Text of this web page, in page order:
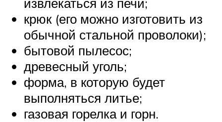
крюк (его можно изготовить из
обычной стальной проволоки);
бытовой пылесос;
древесный уголь;
форма, в которую будет
выполняться литье;
газовая горелка и горн.